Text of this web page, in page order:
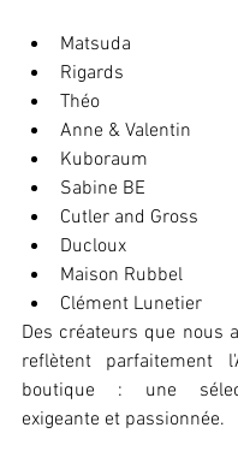
Matsuda
Rigards
Théo
Anne & Valentin
Kuboraum
Sabine BE
Cutler and Gross
Ducloux
Maison Rubbel
Clément Lunetier
Des créateurs que nous
reflètent parfaitement
boutique : une
exigeante et passionnée.